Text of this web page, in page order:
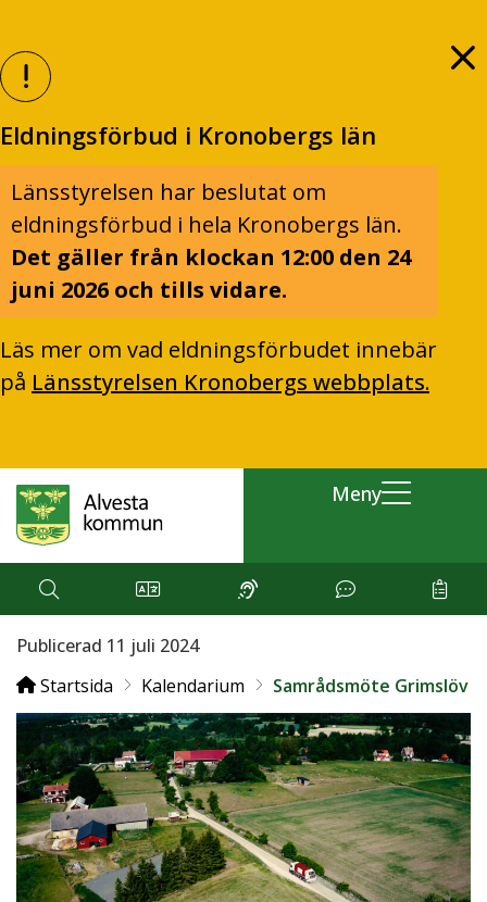
Eldningsförbud i Kronobergs län
Länsstyrelsen har beslutat om
eldningsförbud i hela Kronobergs län.
Det gäller från klockan 12:00 den 24
juni 2026 och tills vidare.
Läs mer om vad eldningsförbudet innebär
på Länsstyrelsen Kronobergs webbplats.
Meny
Publicerad 11 juli 2024
Startsida
Kalendarium Samrådsmöte Grimslöv